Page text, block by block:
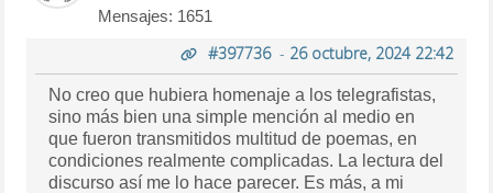
Mensajes: 1651
#397736- 26 octubre, 2024 22:42
No creo que hubiera homenaje a los telegrafistas,
sino más bien una simple mención al medio en
que fueron transmitidos multitud de poemas, en
condiciones realmente complicadas. La lectura del
discurso así me lo hace parecer. Es más, a mi